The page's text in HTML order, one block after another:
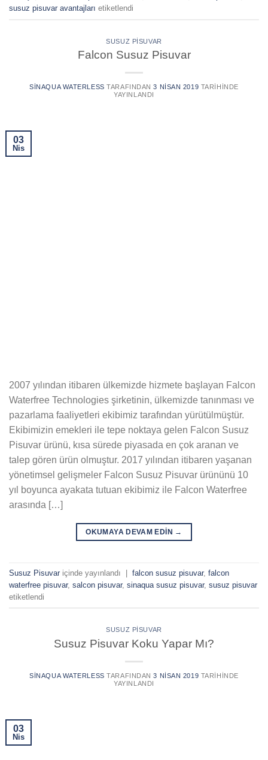
susuz pisuvar avantajları etiketlendi
SUSUZ PISUVAR
Falcon Susuz Pisuvar
SINAQUA WATERLESS TARAFINDAN 3 NISAN 2019 TARIHINDE
YAYINLANDI
03
Nis
2007 yılından itibaren ülkemizde hizmete başlayan Falcon
Waterfree Technologies şirketinin, ülkemizde tanınması ve
pazarlama faaliyetleri ekibimiz tarafından yürütülmüştür.
Ekibimizin emekleri ile tepe noktaya gelen Falcon Susuz
Pisuvar ürünü, kısa sürede piyasada en çok aranan ve
talep gören ürün olmuştur. 2017 yılından itibaren yaşanan
yönetimsel gelişmeler Falcon Susuz Pisuvar ürününü 10
yıl boyunca ayakata tutuan ekibimiz ile Falcon Waterfree
arasında […]
OKUMAYA DEVAM EDIN →
Susuz Pisuvar içinde yayınlandı | falcon susuz pisuvar, falcon
waterfree pisuvar, salcon pisuvar, sinaqua susuz pisuvar, susuz pisuvar
etiketlendi
SUSUZ PISUVAR
Susuz Pisuvar Koku Yapar Mı?
SINAQUA WATERLESS TARAFINDAN 3 NISAN 2019 TARIHINDE
YAYINLANDI
03
Nis